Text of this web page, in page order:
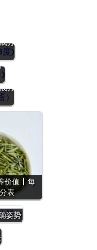
分
|
分
价值 | 每
表
姿势